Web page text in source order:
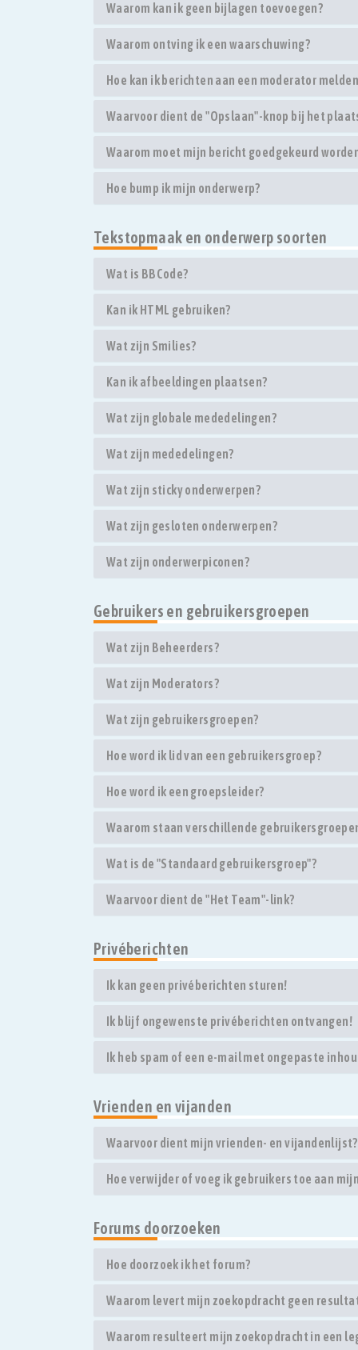
Waarom kan ik geen bijlagen toevoegen?
Waarom ontving ik een waarschuwing?
Hoe kan ik berichten aan een moderator
Waarvoor dient de "Opslaan"-knop bij het
Waarom moet mijn bericht goedgekeurd
Hoe bump ik mijn onderwerp?
Tekstopmaak en onderwerp soorten
Wat is BBCode?
Kan ik HTML gebruiken?
Wat zijn Smilies?
Kan ik afbeeldingen plaatsen?
Wat zijn globale mededelingen?
Wat zijn mededelingen?
Wat zijn sticky onderwerpen?
Wat zijn gesloten onderwerpen?
Wat zijn onderwerpiconen?
Gebruikers en gebruikersgroepen
Wat zijn Beheerders?
Wat zijn Moderators?
Wat zijn gebruikersgroepen?
Hoe word ik lid van een gebruikersgroep?
Hoe word ik een groepsleider?
Waarom staan verschillende
Wat is de "Standaard gebruikersgroep"?
Waarvoor dient de "Het Team"-link?
Privéberichten
Ik kan geen privéberichten sturen!
Ik blijf ongewenste privéberichten ontvangen!
Ik heb spam of een e-mail met ongepaste
Vrienden en vijanden
Waarvoor dient mijn vrienden- en vijandenlijst?
Hoe verwijder of voeg ik gebruikers toe aan
Forums doorzoeken
Hoe doorzoek ik het forum?
Waarom levert mijn zoekopdracht geen
Waarom resulteert mijn zoekopdracht in een